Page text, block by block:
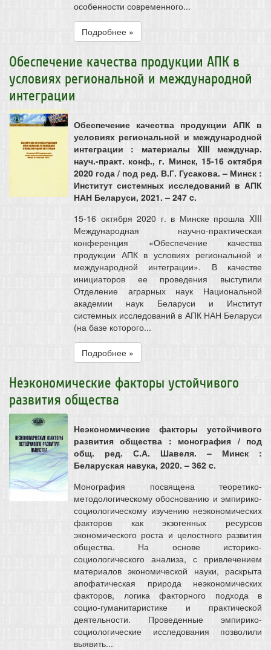
особенности современного...
Подробнее »
Обеспечение качества продукции АПК в
условиях региональной и международной
интеграции
Обеспечение качества продукции АПК в
условиях региональной и международной
интеграции : материалы XIII междунар.
науч.-практ. конф., г. Минск, 15-16 октября
2020 года / под ред. В.Г. Гусакова. – Минск :
Институт системных исследований в АПК
НАН Беларуси, 2021. – 247 c.
15-16 октября 2020 г. в Минске прошла XIII
Международная научно-практическая
конференция «Обеспечение качества
продукции АПК в условиях региональной и
международной интеграции». В качестве
инициаторов ее проведения выступили
Отделение аграрных наук Национальной
академии наук Беларуси и Институт
системных исследований в АПК НАН Беларуси
(на базе которого...
Подробнее »
Неэкономические факторы устойчивого
развития общества
Неэкономические факторы устойчивого
развития общества : монография / под
общ. ред. С.А. Шавеля. – Минск :
Беларуская навука, 2020. – 362 c.
Монография посвящена теоретико-
методологическому обоснованию и эмпирико-
социологическому изучению неэкономических
факторов как экзогенных ресурсов
экономического роста и целостного развития
общества. На основе историко-
социологического анализа, с привлечением
материалов экономической науки, раскрыта
апофатическая природа неэкономических
факторов, логика факторного подхода в
социо-гуманитаристике и практической
деятельности. Проведенные эмпирико-
социологические исследования позволили
выявить...